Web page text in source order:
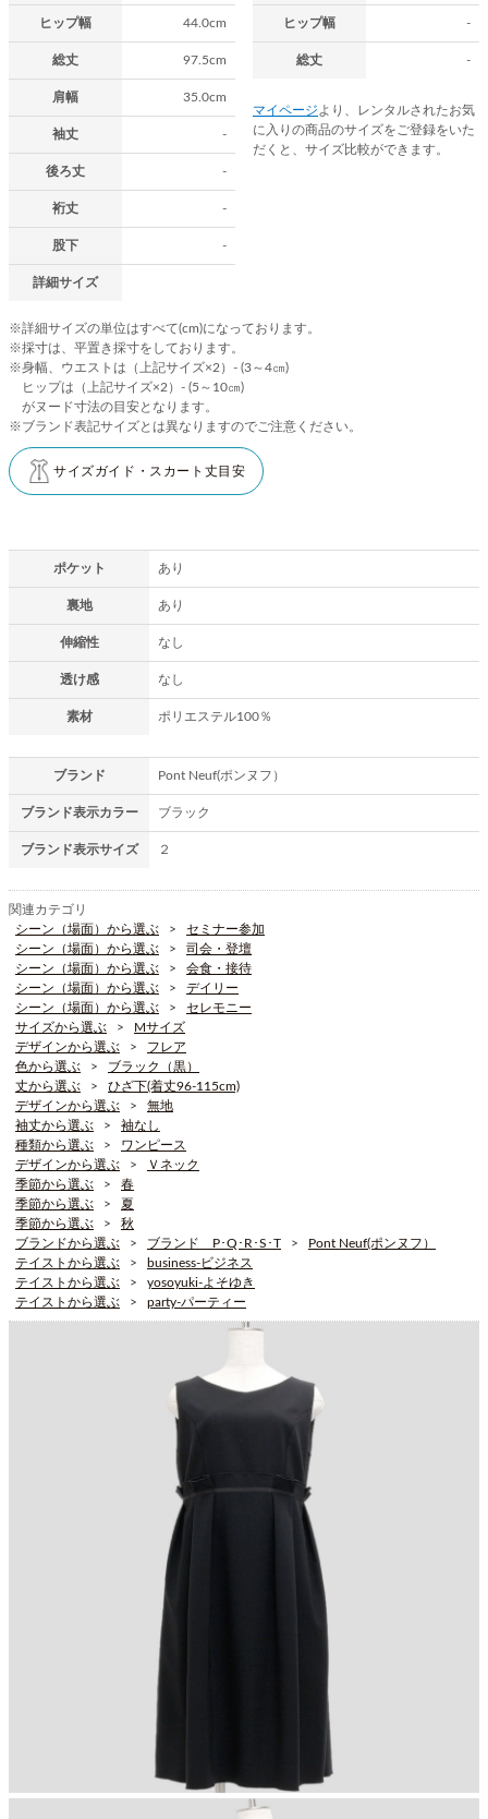
ヒップ幅 44.0cm
総丈 97.5cm
肩幅 35.0cm
袖丈 -
後ろ丈 -
裄丈 -
股下 -
詳細サイズ
ヒップ幅 -
総丈 -
マイページ より、レンタルされたお気
に入りの商品のサイズをご登録をいた
だくと、サイズ比較ができます。
※詳細サイズの単位はすべて(cm)になっております。
※採寸は、平置き採寸をしております。
※身幅、ウエストは（上記サイズ×2）- (3～4㎝)
ヒップは（上記サイズ×2）- (5～10㎝)
がヌード寸法の目安となります。
※ブランド表記サイズとは異なりますのでご注意ください。
サイズガイド・スカート丈目安
ポケット あり
裏地 あり
伸縮性 なし
透け感 なし
素材 ポリエステル100％
ブランド Pont Neuf(ポンヌフ）
ブランド表示カラー ブラック
ブランド表示サイズ ２
関連カテゴリ
シーン（場面）から選ぶ
セミナー参加
シーン（場面）から選ぶ
司会・登壇
シーン（場面）から選ぶ
会食・接待
シーン（場面）から選ぶ
デイリー
シーン（場面）から選ぶ
セレモニー
サイズから選ぶ
Mサイズ
デザインから選ぶ
フレア
色から選ぶ
ブラック（黒）
丈から選ぶ
ひざ下(着丈96-115cm)
デザインから選ぶ
無地
袖丈から選ぶ
袖なし
種類から選ぶ
ワンピース
デザインから選ぶ
Ｖネック
季節から選ぶ
春
季節から選ぶ
夏
季節から選ぶ
秋
ブランドから選ぶ
ブランド P･Q･R･S･T
Pont Neuf(ポンヌフ）
テイストから選ぶ
business-ビジネス
テイストから選ぶ
yosoyuki-よそゆき
テイストから選ぶ
party-パーティー